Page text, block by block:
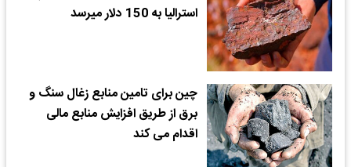
استرالیا به 150 دلار میرسد
چین برای تامین منابع زغال سنگ و
برق از طریق افزایش منابع مالی
اقدام می کند